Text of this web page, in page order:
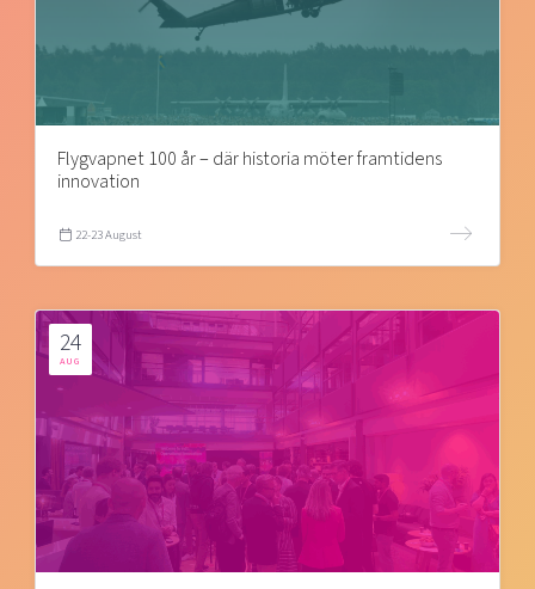
Flygvapnet 100 år – där historia möter framtidens
innovation
22-23 August
24
AUG